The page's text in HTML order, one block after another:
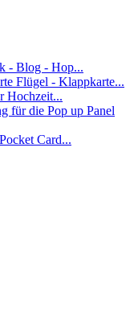
- Blog - Hop...
Flügel - Klappkarte...
Hochzeit...
für die Pop up Panel
Card...